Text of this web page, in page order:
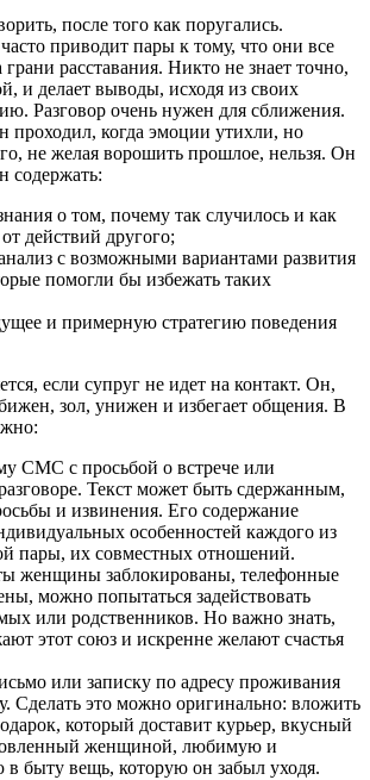
после того как поругались.
приводит пары к тому, что они все
грани расставания. Никто не знает точно,
и делает выводы, исходя из своих
Разговор очень нужен для сближения.
проходил, когда эмоции утихли, но
не желая ворошить прошлое, нельзя. Он
содержать:
о том, почему так случилось и как
действий другого;
с возможными вариантами развития
помогли бы избежать таких
и примерную стратегию поведения
если супруг не идет на контакт. Он,
зол, унижен и избегает общения. В
СМС с просьбой о встрече или
Текст может быть сдержанным,
и извинения. Его содержание
особенностей каждого из
пары, их совместных отношений.
женщины заблокированы, телефонные
можно попытаться задействовать
или родственников. Но важно знать,
этот союз и искренне желают счастья
или записку по адресу проживания
Сделать это можно оригинально: вложить
который доставит курьер, вкусный
женщиной, любимую и
в быту вещь, которую он забыл уходя.